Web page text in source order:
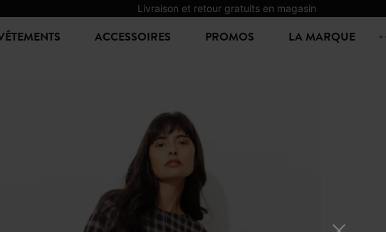
Livraison et retour gratuits en magasin
VÊTEMENTS ACCESSOIRES PROMOS LA MARQUE